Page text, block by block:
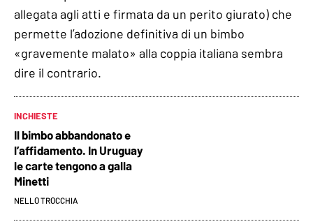
allegata agli atti e firmata da un perito giurato) che
permette l’adozione definitiva di un bimbo
«gravemente malato» alla coppia italiana sembra
dire il contrario.
INCHIESTE
Il bimbo abbandonato e
l’affidamento. In Uruguay
le carte tengono a galla
Minetti
NELLO TROCCHIA